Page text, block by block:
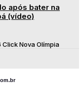
após bater na
(vídeo)
Nova Olímpia